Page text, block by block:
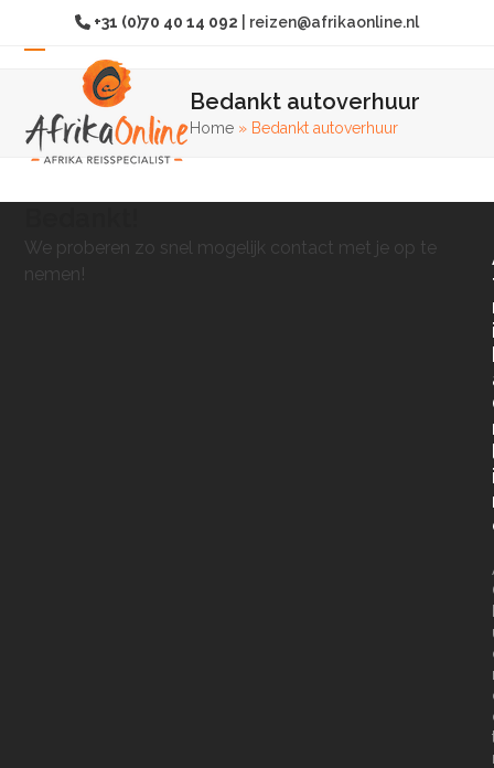
Overslaan
hoofdinhoud
+31 (0)70 40 14 092 reizen@afrikaonline.nl
Open
mobiel
menu
mobiel
menu
Bedankt autoverhuur
Home » Bedankt autoverhuur
We proberen zo snel mogelijk contact met je op te
nemen!